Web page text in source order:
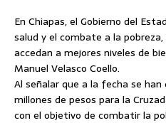
En Chiapas, el Gobierno del
salud y el combate a la
accedan a mejores niveles de
Manuel Velasco Coello.
Al señalar que a la fecha se
millones de pesos para la
con el objetivo de combatir la